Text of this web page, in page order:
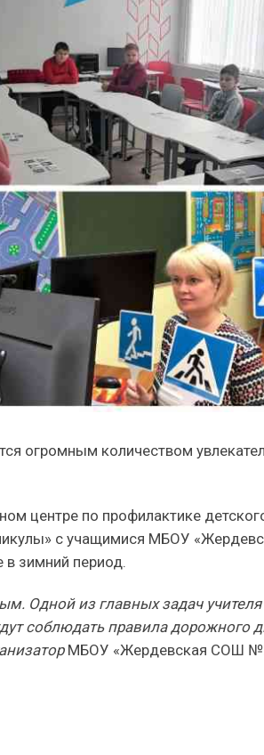
огромным количеством
центре по профилактике
с учащимися МБОУ
в зимний период.
Одной из главных задач
соблюдать правила дорожного
МБОУ «Жердевская СОШ